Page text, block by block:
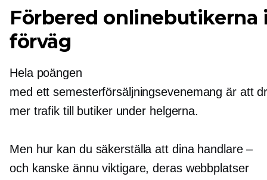
Förbered onlinebutikerna
förväg
Hela poängen
med ett semesterförsäljningsevenemang är att
mer trafik till butiker under helgerna.
Men hur kan du säkerställa att dina handlare –
och kanske ännu viktigare, deras webbplatser